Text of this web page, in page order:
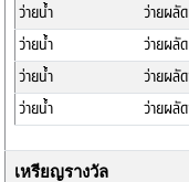
ว่ายน้ำ
ว่ายผลั
ว่ายน้ำ
ว่ายผลั
ว่ายน้ำ
ว่ายผลั
ว่ายน้ำ
ว่ายผลั
เหรียญรางวัล